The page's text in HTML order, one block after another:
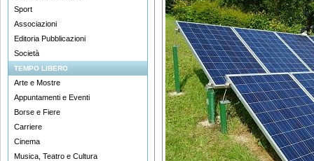
Sport
Associazioni
Editoria Pubblicazioni
Società
TEMPO LIBERO
Arte e Mostre
Appuntamenti e Eventi
Borse e Fiere
Carriere
Cinema
Musica, Teatro e Cultura